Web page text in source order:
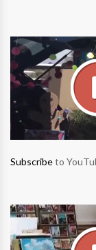
Subscribeto